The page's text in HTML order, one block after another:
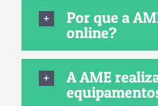
Por que a
online?
A AME